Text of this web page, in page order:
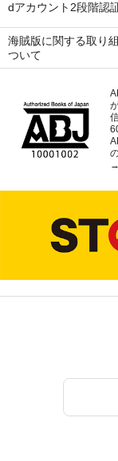
dアカウント2段階認
海賊版に関する取り
ついて
→